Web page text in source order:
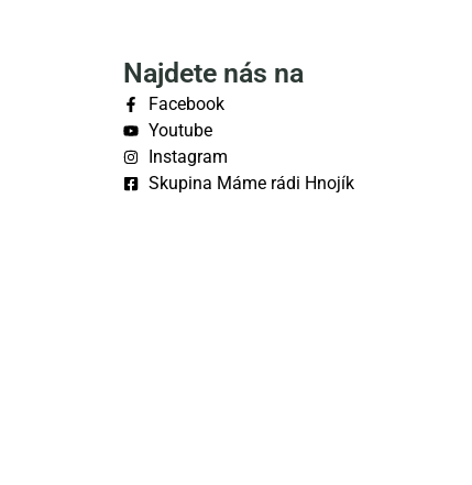
Najdete nás na
Facebook
Youtube
Instagram
Skupina Máme rádi Hnojík